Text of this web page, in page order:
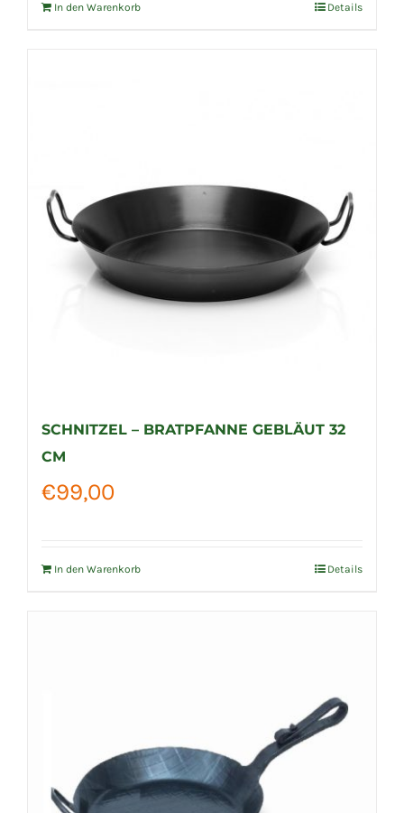
In den Warenkorb Details
SCHNITZEL – BRATPFANNE GEBLÄUT 32
CM
€99,00
In den Warenkorb Details